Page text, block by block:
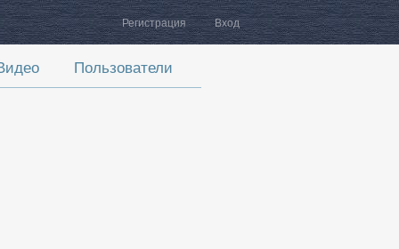
Регистрация Вход
Пользователи